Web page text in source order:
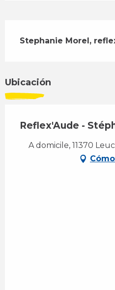
Stephanie Morel,
Ubicación
Reflex'Aude -
A domicile, 11370